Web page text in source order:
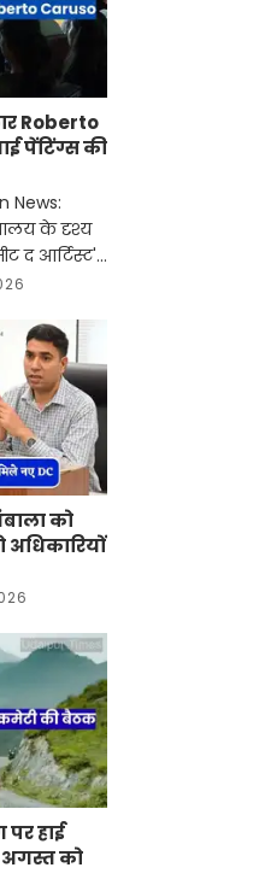
Roberto
पेंटिंग्स की
News:
के दृश्य
द आर्टिस्ट'
कार्यक्रम
को
अधिकारियों
हाई
को